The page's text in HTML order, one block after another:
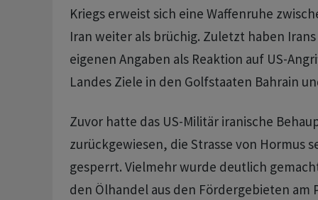
Kriegs erweist sich eine Waffenruhe
Iran weiter als brüchig. Zuletzt haben
eigenen Angaben als Reaktion auf US-
Landes Ziele in den Golfstaaten Bahrain
Zuvor hatte das US-Militär iranische
zurückgewiesen, die Strasse von Hormus
gesperrt. Vielmehr wurde deutlich
den Ölhandel aus den Fördergebieten am